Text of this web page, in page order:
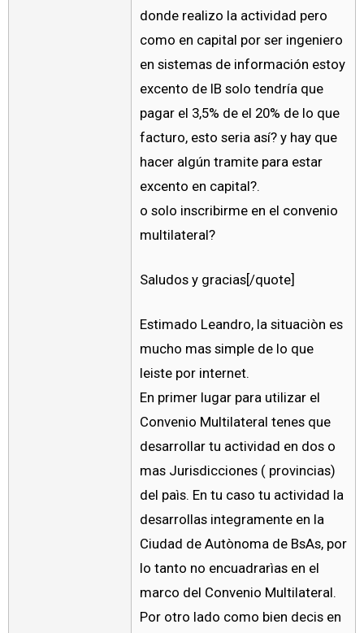
donde realizo la actividad pero
como en capital por ser ingeniero
en sistemas de información estoy
excento de IB solo tendría que
pagar el 3,5% de el 20% de lo que
facturo, esto seria así? y hay que
hacer algún tramite para estar
excento en capital?.
o solo inscribirme en el convenio
multilateral?
Saludos y gracias[/quote]
Estimado Leandro, la situaciòn es
mucho mas simple de lo que
leiste por internet.
En primer lugar para utilizar el
Convenio Multilateral tenes que
desarrollar tu actividad en dos o
mas Jurisdicciones ( provincias)
del paìs. En tu caso tu actividad la
desarrollas integramente en la
Ciudad de Autònoma de BsAs, por
lo tanto no encuadrarìas en el
marco del Convenio Multilateral.
Por otro lado como bien decis en